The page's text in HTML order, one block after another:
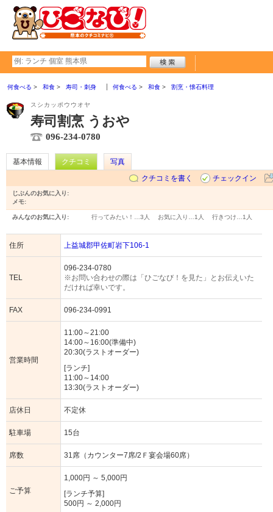
何食べる 和食 寿司・刺身 何食べる 和食 割烹・懐石料理
スシカッポウウオヤ
寿司割烹 うおや
096-234-0780
基本情報 クチコミ
写真
クチコミを書く
チェックイン
じぶんのお気に入り:
メモ:
みんなのお気に入り: 行ってみたい！… 3人 お気に入り… 1人 行きつけ… 1人
住所 上益城郡甲佐町岩下106-1
TEL
096-234-0780
※お問い合わせの際は「ひごなび！を見た」とお伝えいた
だければ幸いです。
FAX 096-234-0991
営業時間
11:00～21:00
14:00～16:00(準備中)
20:30(ラストオーダー)
[ランチ]
11:00～14:00
13:30(ラストオーダー)
店休日 不定休
駐車場 15台
席数 31席（カウンター7席/2Ｆ宴会場60席）
ご予算
1,000円 ～ 5,000円
[ランチ予算]
500円 ～ 2,000円